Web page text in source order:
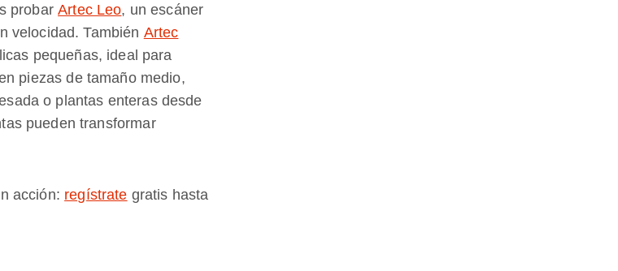
probarArtec Leo, un escáner
velocidad. También Artec
pequeñas, ideal para
piezas de tamaño medio,
o plantas enteras desde
pueden transformar
acción: regístrate gratis hasta